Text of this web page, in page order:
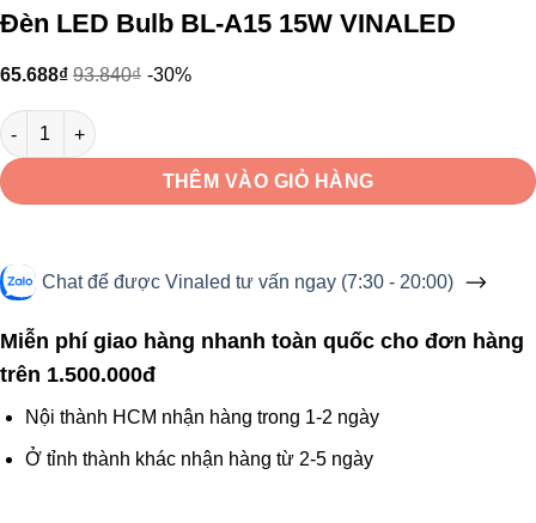
Đèn LED Bulb BL-A15 15W VINALED
65.688₫ 93.840₫ -30%
Đèn LED Bulb BL-A15 15W VINALED số lượng
THÊM VÀO GIỎ HÀNG
Chat để được Vinaled tư vấn ngay (7:30 - 20:00)
Miễn phí giao hàng nhanh toàn quốc cho đơn hàng
trên 1.500.000đ
Nội thành HCM nhận hàng trong 1-2 ngày
Ở tỉnh thành khác nhận hàng từ 2-5 ngày